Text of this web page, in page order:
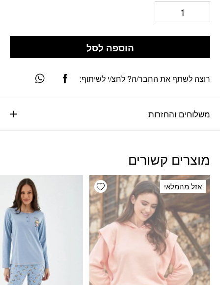
הוספה לסל
משלוחים והחזרות
רוצה לשתף את החבר/ה? לחצ/י לשיתוף:
מוצרים קשורים
Add wishlist אזל מהמלאי